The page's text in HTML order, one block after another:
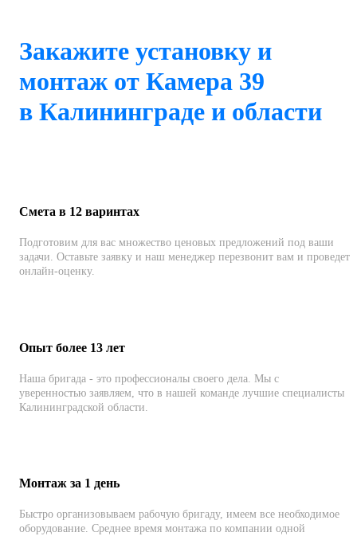
Закажите установку и
монтаж от Камера 39
в Калининграде и области
Смета в 12 варинтах
Подготовим для вас множество ценовых предложений под ваши
задачи. Оставьте заявку и наш менеджер перезвонит вам и проведет
онлайн-оценку.
Опыт более 13 лет
Наша бригада - это профессионалы своего дела. Мы с
уверенностью заявляем, что в нашей команде лучшие специалисты
Калининградской области.
Монтаж за 1 день
Быстро организовываем рабочую бригаду, имеем все необходимое
оборудование. Среднее время монтажа по компании одной